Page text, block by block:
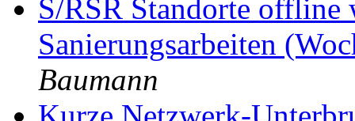
S/RSR Standorte offline
Sanierungsarbeiten
Baumann